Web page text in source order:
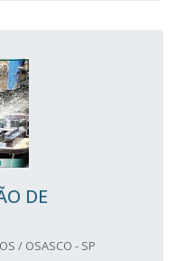
DE
/ OSASCO - SP